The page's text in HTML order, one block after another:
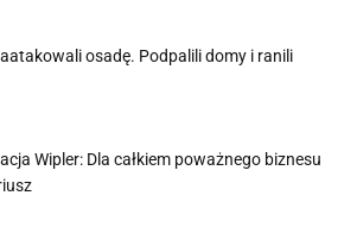
osadę. Podpalili domy i ranili
Wipler: Dla całkiem poważnego biznesu